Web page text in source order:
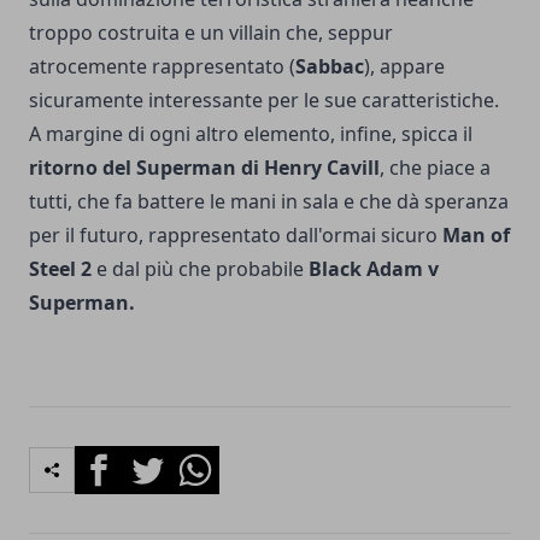
troppo costruita e un villain che, seppur
atrocemente rappresentato (Sabbac), appare
sicuramente interessante per le sue caratteristiche.
A margine di ogni altro elemento, infine, spicca il
ritorno del Superman di Henry Cavill, che piace a
tutti, che fa battere le mani in sala e che dà speranza
per il futuro, rappresentato dall'ormai sicuro Man of
Steel 2 e dal più che probabile Black Adam v
Superman.
FacebookTwitterWhatsapp